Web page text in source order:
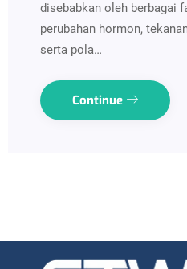
disebabkan oleh berbagai
perubahan hormon,
serta pola…
Continue